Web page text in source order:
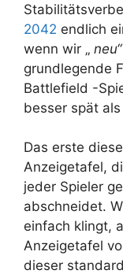
2042 endlich
wenn wir „
grundlegende
Battlefield -
besser spät als
Das erste
Anzeigetafel,
jeder Spieler
abschneidet.
einfach klingt,
Anzeigetafel
dieser